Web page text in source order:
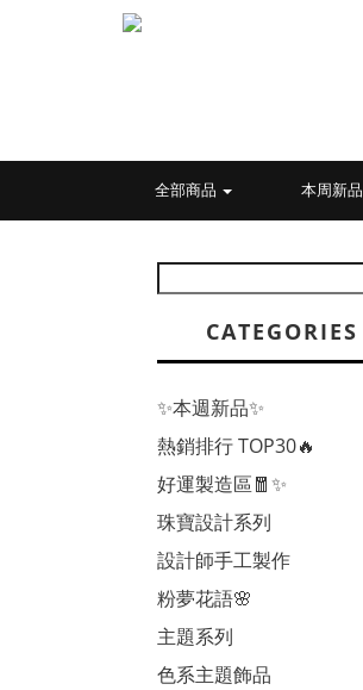
全部商品 本周新品
CATEGORIES
✨本週新品✨
熱銷排行 TOP30🔥
好運製造區🧧✨
珠寶設計系列
設計師手工製作
粉夢花語🌸
主題系列
色系主題飾品